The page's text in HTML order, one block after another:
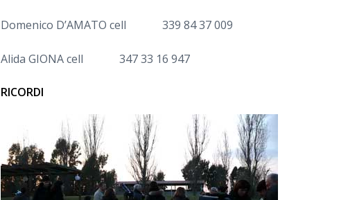
Domenico D’AMATO cell 339 84 37 009
Alida GIONA cell 347 33 16 947
RICORDI